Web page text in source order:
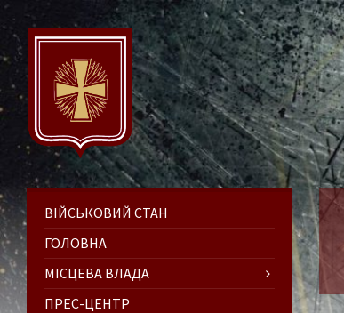
ВІЙСЬКОВИЙ СТАН
ГОЛОВНА
МІСЦЕВА ВЛАДА
ПРЕС-ЦЕНТР